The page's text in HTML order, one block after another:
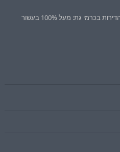
עלייה חדה במחירי הדירות בכרמי גת: מעל 100% בעשור